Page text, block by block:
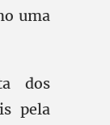
uma
dos
pela